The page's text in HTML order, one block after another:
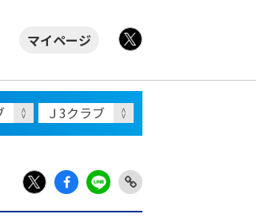
マイページ
X
Fac LIN Link